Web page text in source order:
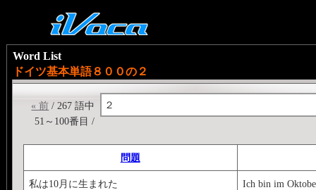
Word List
ドイツ基本単語８００の２
２
« 前 / 267 語中
51～100番目 /
問題
私は10月に生まれた Ich bin im